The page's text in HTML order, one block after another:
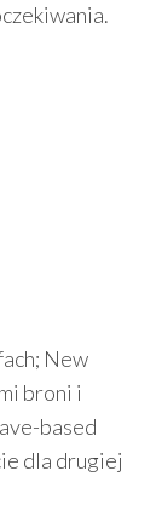
New
broni i
based
dla drugiej